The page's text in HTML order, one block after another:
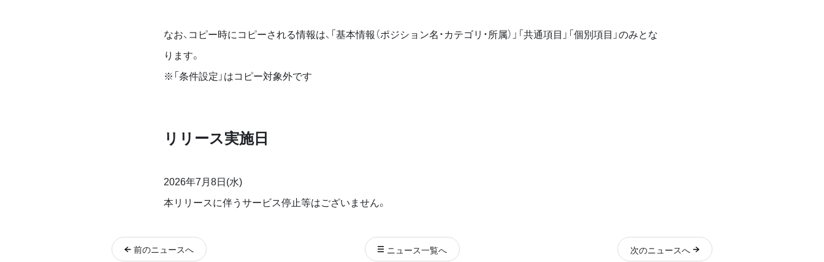
なお、コピー時にコピーされる情報は、「基本情報（ポジション名・カテゴリ・所属）」「共通項目」「個別項目」のみとな
ります。
※「条件設定」はコピー対象外です
リリース実施日
2026年7月8日(水)
本リリースに伴うサービス停止等はございません。
前のニュースへ ニュース一覧へ 次のニュースへ